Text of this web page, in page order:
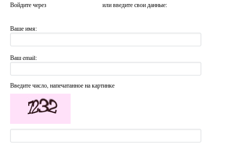
Войдите через или введите свои данные:
Ваше имя:
Ваш email:
Введите число, напечатанное на картинке